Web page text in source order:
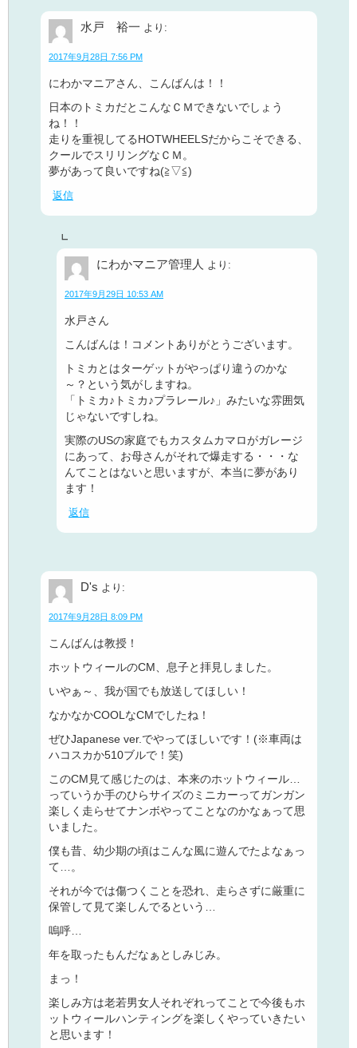
水戸 裕一 より:
2017年9月28日 7:56 PM
にわかマニアさん、こんばんは！！
日本のトミカだとこんなＣＭできないでしょう
ね！！
走りを重視してるHOTWHEELSだからこそできる、
クールでスリリングなＣＭ。
夢があって良いですね(≧▽≦)
返信
にわかマニア管理人 より:
2017年9月29日 10:53 AM
水戸さん
こんばんは！コメントありがとうございます。
トミカとはターゲットがやっぱり違うのかな
～？という気がしますね。
「トミカ♪トミカ♪プラレール♪」みたいな雰囲気
じゃないですしね。
実際のUSの家庭でもカスタムカマロがガレージ
にあって、お母さんがそれで爆走する・・・な
んてことはないと思いますが、本当に夢があり
ます！
返信
D's より:
2017年9月28日 8:09 PM
こんばんは教授！
ホットウィールのCM、息子と拝見しました。
いやぁ～、我が国でも放送してほしい！
なかなかCOOLなCMでしたね！
ぜひJapanese ver.でやってほしいです！(※車両は
ハコスカか510ブルで！笑)
このCM見て感じたのは、本来のホットウィール…
っていうか手のひらサイズのミニカーってガンガン
楽しく走らせてナンボやってことなのかなぁって思
いました。
僕も昔、幼少期の頃はこんな風に遊んでたよなぁっ
て…。
それが今では傷つくことを恐れ、走らさずに厳重に
保管して見て楽しんでるという…
嗚呼…
年を取ったもんだなぁとしみじみ。
まっ！
楽しみ方は老若男女人それぞれってことで今後もホ
ットウィールハンティングを楽しくやっていきたい
と思います！